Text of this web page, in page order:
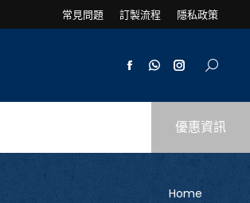
常見問題 訂製流程 隱私政策
優惠資訊
You are here:
Home